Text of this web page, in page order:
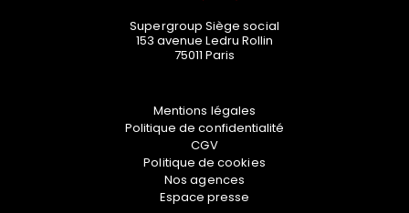
Supergroup Siège social
153 avenue Ledru Rollin
75011 Paris
Mentions légales
Politique de confidentialité
CGV
Politique de cookies
Nos agences
Espace presse